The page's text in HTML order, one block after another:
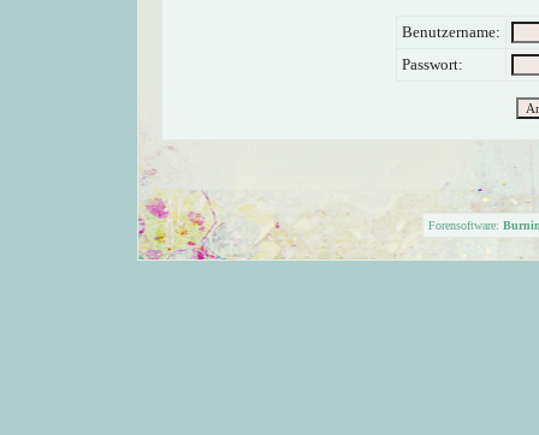
Benutzername:
Passwort:
Forensoftware: